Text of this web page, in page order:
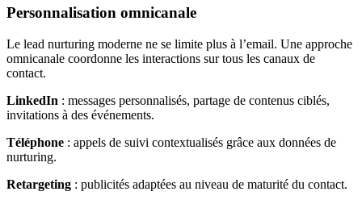
Personnalisation omnicanale
Le lead nurturing moderne ne se limite plus à l’email. Une approche
omnicanale coordonne les interactions sur tous les canaux de
contact.
LinkedIn : messages personnalisés, partage de contenus ciblés,
invitations à des événements.
Téléphone : appels de suivi contextualisés grâce aux données de
nurturing.
Retargeting : publicités adaptées au niveau de maturité du contact.